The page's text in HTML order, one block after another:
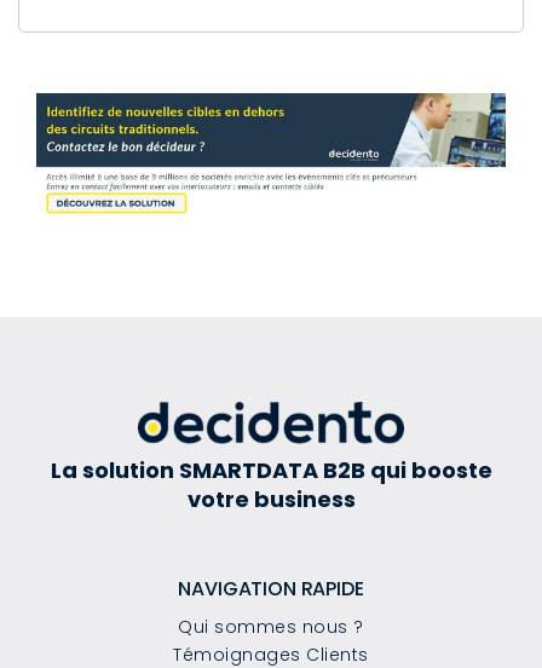
La solution SMARTDATA B2B qui booste
votre business
NAVIGATION RAPIDE
Qui sommes nous ?
Témoignages Clients